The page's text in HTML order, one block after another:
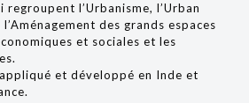
regroupent l’Urbanisme, l’Urban
des grands espaces
et sociales et les
et développé en Inde et